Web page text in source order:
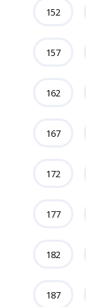
152
157
162
167
172
177
182
187